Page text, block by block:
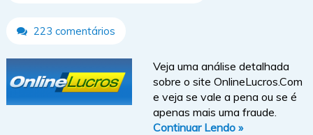
223 comentários
Veja uma análise detalhada
sobre o site OnlineLucros.Com
e veja se vale a pena ou se é
apenas mais uma fraude.
Continuar Lendo »